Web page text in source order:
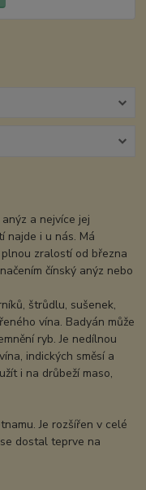
a nejvíce jej
najde i u nás. Má
zralostí od března
čínský anýz nebo
štrůdlu, sušenek,
vína. Badyán může
ryb. Je nedílnou
indických směsí a
i na drůbeží maso,
Je rozšířen v celé
dostal teprve na